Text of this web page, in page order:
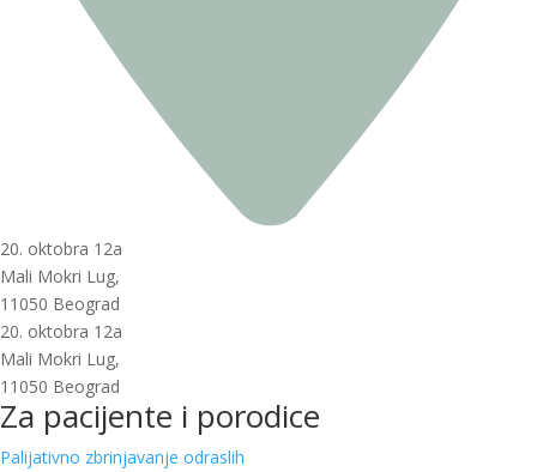
20. oktobra 12a
Mali Mokri Lug,
11050 Beograd
20. oktobra 12a
Mali Mokri Lug,
11050 Beograd
Za pacijente i porodice
Palijativno zbrinjavanje odraslih